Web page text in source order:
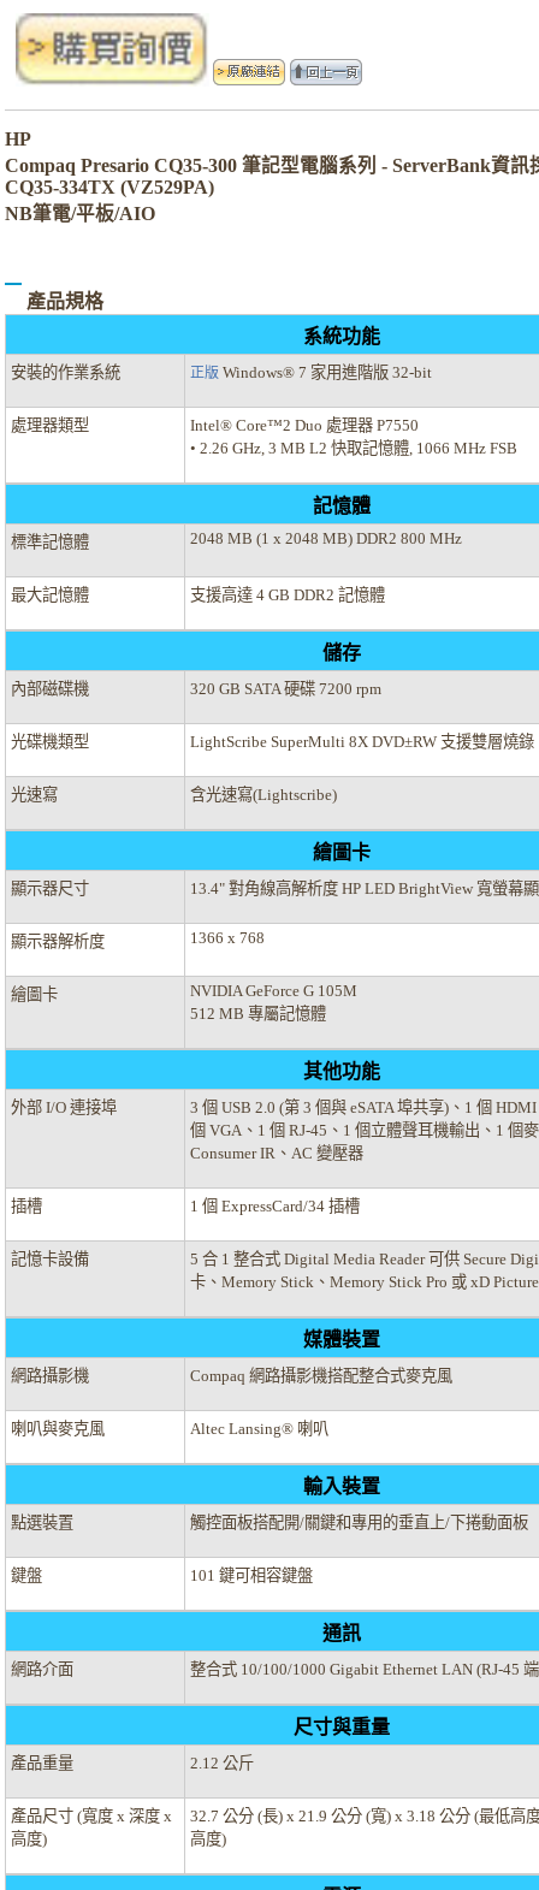
HP
Compaq Presario CQ35-300 筆記型電腦系列 - ServerBank資訊
CQ35-334TX (VZ529PA)
NB筆電/平板/AIO
產品規格
系統功能
安裝的作業系統 正版 Windows® 7 家用進階版 32-bit
處理器類型
Intel® Core™2 Duo 處理器 P7550
• 2.26 GHz, 3 MB L2 快取記憶體, 1066 MHz FSB
記憶體
標準記憶體 2048 MB (1 x 2048 MB) DDR2 800 MHz
最大記憶體 支援高達 4 GB DDR2 記憶體
儲存
內部磁碟機 320 GB SATA 硬碟 7200 rpm
光碟機類型 LightScribe SuperMulti 8X DVD±RW 支援雙層燒錄
光速寫 含光速寫(Lightscribe)
繪圖卡
顯示器尺寸 13.4" 對角線高解析度 HP LED BrightView 寬螢幕
顯示器解析度 1366 x 768
繪圖卡
NVIDIA GeForce G 105M
512 MB 專屬記憶體
其他功能
外部 I/O 連接埠
3 個 USB 2.0 (第 3 個與 eSATA 埠共享)、1 個
個 VGA、1 個 RJ-45、1 個立體聲耳機輸出、1 個
Consumer IR、AC 變壓器
插槽 1 個 ExpressCard/34 插槽
記憶卡設備
5 合 1 整合式 Digital Media Reader 可供 Secure
卡、Memory Stick、Memory Stick Pro 或 xD
媒體裝置
網路攝影機 Compaq 網路攝影機搭配整合式麥克風
喇叭與麥克風 Altec Lansing® 喇叭
輸入裝置
點選裝置 觸控面板搭配開/關鍵和專用的垂直上/下捲動面板
鍵盤 101 鍵可相容鍵盤
通訊
網路介面 整合式 10/100/1000 Gigabit Ethernet LAN (RJ-45
尺寸與重量
產品重量 2.12 公斤
產品尺寸 (寬度 x 深度 x
高度)
32.7 公分 (長) x 21.9 公分 (寬) x 3.18 公分 (最低高
高度)